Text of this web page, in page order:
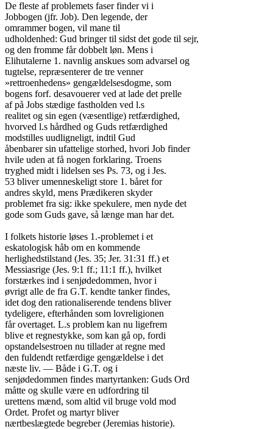
De fleste af problemets faser finder vi i
Jobbogen (jfr. Job). Den legende, der
omrammer bogen, vil mane til
udholdenhed: Gud bringer til sidst det gode til sejr,
og den fromme får dobbelt løn. Mens i
Elihutalerne 1. navnlig anskues som advarsel og
tugtelse, repræsenterer de tre venner
»rettroenhedens» gengældelsesdogme, som
bogens forf. desavouerer ved at lade det prelle
af på Jobs stædige fastholden ved l.s
realitet og sin egen (væsentlige) retfærdighed,
hvorved l.s hårdhed og Guds retfærdighed
modstilles uudligneligt, indtil Gud
åbenbarer sin ufattelige storhed, hvori Job finder
hvile uden at få nogen forklaring. Troens
tryghed midt i lidelsen ses Ps. 73, og i Jes.
53 bliver umenneskeligt store 1. båret for
andres skyld, mens Prædikeren skyder
problemet fra sig: ikke spekulere, men nyde det
gode som Guds gave, så længe man har det.
I folkets historie løses 1.-problemet i et
eskatologisk håb om en kommende
herlighedstilstand (Jes. 35; Jer. 31:31 ff.) et
Messiasrige (Jes. 9:1 ff.; 11:1 ff.), hvilket
forstærkes ind i senjødedommen, hvor i
øvrigt alle de fra G.T. kendte tanker findes,
idet dog den rationaliserende tendens bliver
tydeligere, efterhånden som lovreligionen
får overtaget. L.s problem kan nu ligefrem
blive et regnestykke, som kan gå op, fordi
opstandelsestroen nu tillader at regne med
den fuldendt retfærdige gengældelse i det
næste liv. — Både i G.T. og i
senjødedommen findes martyrtanken: Guds Ord
måtte og skulle være en udfordring til
urettens mænd, som altid vil bruge vold mod
Ordet. Profet og martyr bliver
nærtbeslægtede begreber (Jeremias historie).